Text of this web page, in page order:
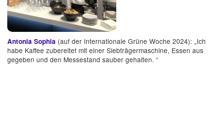
Antonia Sophia (auf der Internationale Grüne Woche 2024): „Ich
habe Kaffee zubereitet mit einer Siebträgermaschine, Essen aus
gegeben und den Messestand sauber gehalten. “